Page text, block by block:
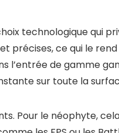
technologique qui
précises, ce qui le
l’entrée de gamme
sur toute la
Pour le néophyte,